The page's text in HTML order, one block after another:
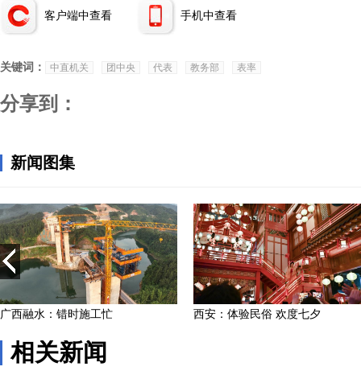
客户端中查看 手机中查看
关键词： 中直机关 团中央 代表 教务部 表率
分享到：
相关新闻